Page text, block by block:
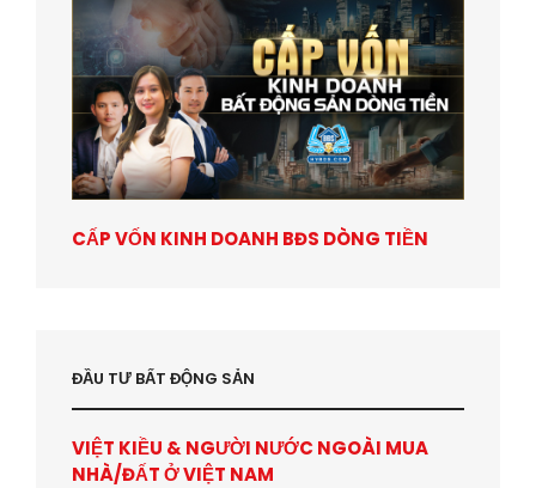
CẤP VỐN KINH DOANH BĐS DÒNG TIỀN
ĐẦU TƯ BẤT ĐỘNG SẢN
VIỆT KIỀU & NGƯỜI NƯỚC NGOÀI MUA
NHÀ/ĐẤT Ở VIỆT NAM